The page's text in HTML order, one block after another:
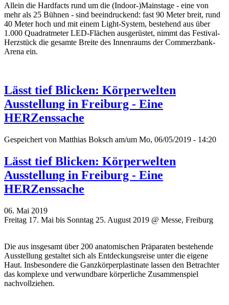
Allein die Hardfacts rund um die (Indoor-)Mainstage - eine von
mehr als 25 Bühnen - sind beeindruckend: fast 90 Meter breit, rund
40 Meter hoch und mit einem Light-System, bestehend aus über
1.000 Quadratmeter LED-Flächen ausgerüstet, nimmt das Festival-
Herzstück die gesamte Breite des Innenraums der Commerzbank-
Arena ein.
Lässt tief Blicken: Körperwelten
Ausstellung in Freiburg - Eine
HERZenssache
Gespeichert von Matthias Boksch am/um Mo, 06/05/2019 - 14:20
Lässt tief Blicken: Körperwelten
Ausstellung in Freiburg - Eine
HERZenssache
06. Mai 2019
Freitag 17. Mai bis Sonntag 25. August 2019 @ Messe, Freiburg
Die aus insgesamt über 200 anatomischen Präparaten bestehende
Ausstellung gestaltet sich als Entdeckungsreise unter die eigene
Haut. Insbesondere die Ganzkörperplastinate lassen den Betrachter
das komplexe und verwundbare körperliche Zusammenspiel
nachvollziehen.